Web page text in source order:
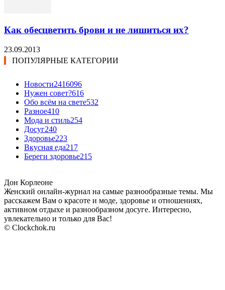
Как обесцветить брови и не лишиться их?
23.09.2013
ПОПУЛЯРНЫЕ КАТЕГОРИИ
Новости2416096
Нужен совет?616
Обо всём на свете532
Разное410
Мода и стиль254
Досуг240
Здоровье223
Вкусная еда217
Береги здоровье215
Дон Корлеоне
Женский онлайн-журнал на самые разнообразные темы. Мы
расскажем Вам о красоте и моде, здоровье и отношениях,
активном отдыхе и разнообразном досуге. Интересно,
увлекательно и только для Вас!
© Clockchok.ru